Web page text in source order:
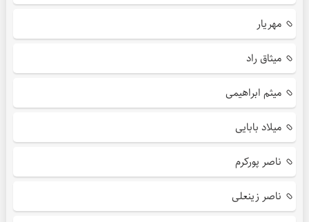
مهریار
میثاق راد
میثم ابراهیمی
میلاد بابایی
ناصر پورکرم
ناصر زینعلی